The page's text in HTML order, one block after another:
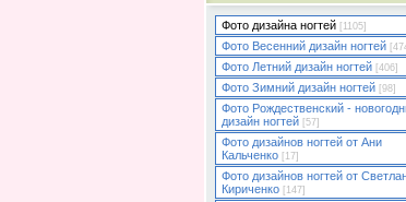
Фото дизайна ногтей [1105]
Фото Весенний дизайн ногтей
Фото Летний дизайн ногтей [406]
Фото Зимний дизайн ногтей [98]
Фото Рождественский -
дизайн ногтей
[57]
Фото дизайнов ногтей от Ани
Кальченко
[17]
Фото дизайнов ногтей от
Кириченко
[147]